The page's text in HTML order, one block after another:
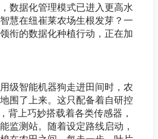
数据化管理模式已进入更高水
慧在纽崔莱农场生根发芽？一
衔的数据化种植行动，正在加
级智能机器狗走进田间时，农
围了上来。这只配备着自研控
背上巧妙搭载着各类传感器，
监测站。随着设定路线启动，